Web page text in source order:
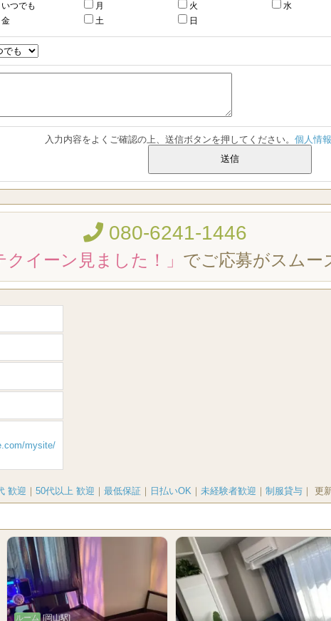
いつでも 月 火
水
金
土 日
入力内容をよくご確認の上、送信ボタンを押してください。 個人情
080-6241-1446
クイーン見ました！」 でご応募がスムー
mysite/
歓迎 ｜ 50代以上 歓迎 ｜ 最低保証 ｜ 日払いOK ｜ 未経験者歓迎 ｜ 制服貸与 ｜ 更
ルーム [岡山駅]